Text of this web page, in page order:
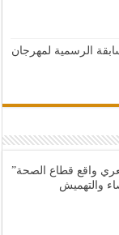
الرسمية لمهرجان
واقع قطاع الصحة”
والتهميش